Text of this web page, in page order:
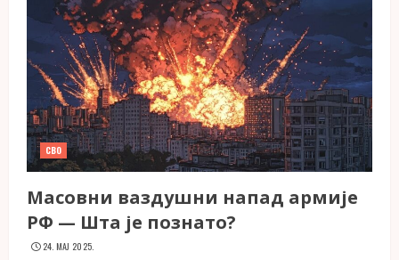
СВО
Масовни ваздушни напад армије
РФ — Шта је познато?
24. МАЈ 2025.